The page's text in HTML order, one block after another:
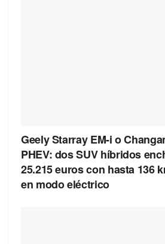
Geely Starray EM-i o
PHEV: dos SUV híbridos
25.215 euros con hasta 136
en modo eléctrico